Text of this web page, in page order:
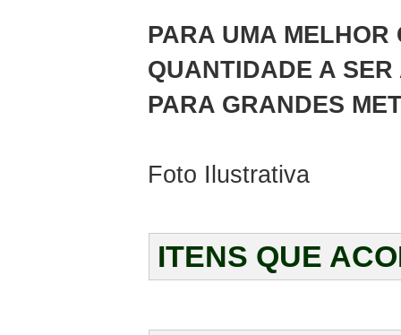
PARA UMA MELHOR
QUANTIDADE A
PARA GRANDES
Foto Ilustrativa
ITENS QUE